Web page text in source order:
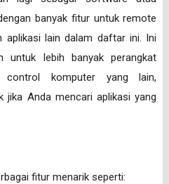
banyak fitur untuk remote
aplikasi lain dalam daftar ini. Ini
untuk lebih banyak perangkat
control komputer yang lain,
jika Anda mencari aplikasi yang
fitur menarik seperti: